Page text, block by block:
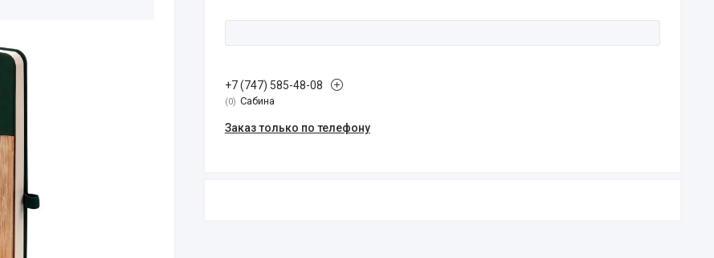
+7 (747) 585-48-08
0 Сабина
Заказ только по телефону